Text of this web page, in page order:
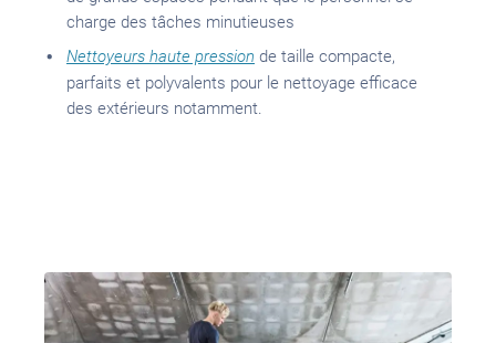
charge des tâches minutieuses
Nettoyeurs haute pression de taille compacte,
parfaits et polyvalents pour le nettoyage efficace
des extérieurs notamment.